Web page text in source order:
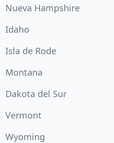
Nueva Hampshire
Idaho
Isla de Rode
Montana
Dakota del Sur
Vermont
Wyoming